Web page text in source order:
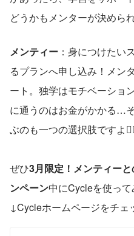
どうかもメンターが決められ
メンティー ：身につけたい
るプランへ申し込み！メン
ート。独学はモチベーショ
に通うのはお金がかかる…
ぶのも一つの選択肢ですよ
ぜひ3月限定！メンティー
ンペーン中にCycleを使っ
↓Cycleホームページをチェ